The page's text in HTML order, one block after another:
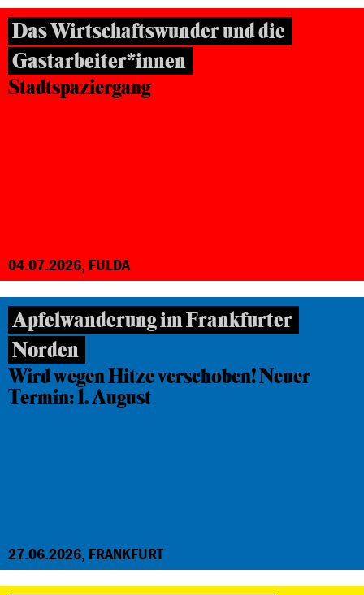
Das Wirtschaftswunder und die
Gastarbeiter*innen
Stadtspaziergang
04.07.2026, FULDA
Apfelwanderung im Frankfurter
Norden
Wird wegen Hitze verschoben! Neuer
Termin: 1. August
27.06.2026, FRANKFURT